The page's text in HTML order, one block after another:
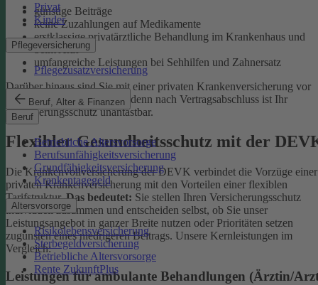
Privat
Kinder
Pflegeversicherung
Pflegezusatzversicherung
Beruf, Alter & Finanzen
Beruf
Betriebliche Altersvorsorge
Berufsunfähigkeitsversicherung
Grundfähigkeitsversicherung
Krankentagegeld
Altersvorsorge
Risikolebensversicherung
Sterbegeldversicherung
Betriebliche Altersvorsorge
Rente ZukunftPlus
günstige Beiträge
keine Zuzahlungen auf Medikamente
erstklassige privatärztliche Behandlung im Krankenhaus und
beim Arzt
umfangreiche Leistungen bei Sehhilfen und Zahnersatz
Darüber hinaus sind Sie mit einer privaten Krankenversicherung vor
Leistungskürzungen sicher, denn nach Vertragsabschluss ist Ihr
Versicherungsschutz unantastbar.
Flexibler Gesundheitsschutz mit der
Die Krankenvollversicherung der DEVK verbindet die Vorzüge einer
privaten Krankenversicherung mit den Vorteilen einer flexiblen
Tarifstruktur.Das bedeutet: Sie stellen Ihren Versicherungsschutz
individuell zusammen und entscheiden selbst, ob Sie unser
Leistungsangebot in ganzer Breite nutzen oder Prioritäten setzen
zugunsten eines niedrigeren Beitrags. Unsere Kernleistungen im
Vergleich:
Leistungen für ambulante Behandlungen (Ärztin/